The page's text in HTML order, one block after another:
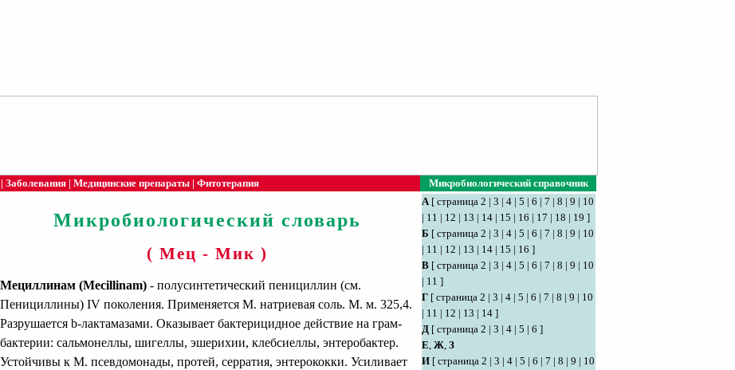
| Заболевания | Медицинские препараты | Фитотерапия
Микробиологический справочник
Микробиологический словарь
( Мец - Мик )
Мециллинам (Mecillinam) - полусинтетический пенициллин (см.
Пенициллины) IV поколения. Применяется М. натриевая соль. М. м. 325,4.
Разрушается b-лактамазами. Оказывает бактерицидное действие на грам-
бактерии: сальмонеллы, шигеллы, эшерихии, клебсиеллы, энтеробактер.
Устойчивы к М. псевдомонады, протей, серратия, энтерококки. Усиливает
А[ страница 2 | 3 | 4 | 5 | 6 | 7 | 8 | 9 | 10
| 11 | 12 | 13 | 14 | 15 | 16 | 17 | 18 | 19 ]
Б [ страница 2 | 3 | 4 | 5 | 6 | 7 | 8 | 9 | 10
| 11 | 12 | 13 | 14 | 15 | 16 ]
В [ страница 2 | 3 | 4 | 5 | 6 | 7 | 8 | 9 | 10
| 11 ]
Г [ страница 2 | 3 | 4 | 5 | 6 | 7 | 8 | 9 | 10
| 11 | 12 | 13 | 14 ]
Д [ страница 2 | 3 | 4 | 5 | 6 ]
Е, Ж, З
И [ страница 2 | 3 | 4 | 5 | 6 | 7 | 8 | 9 | 10